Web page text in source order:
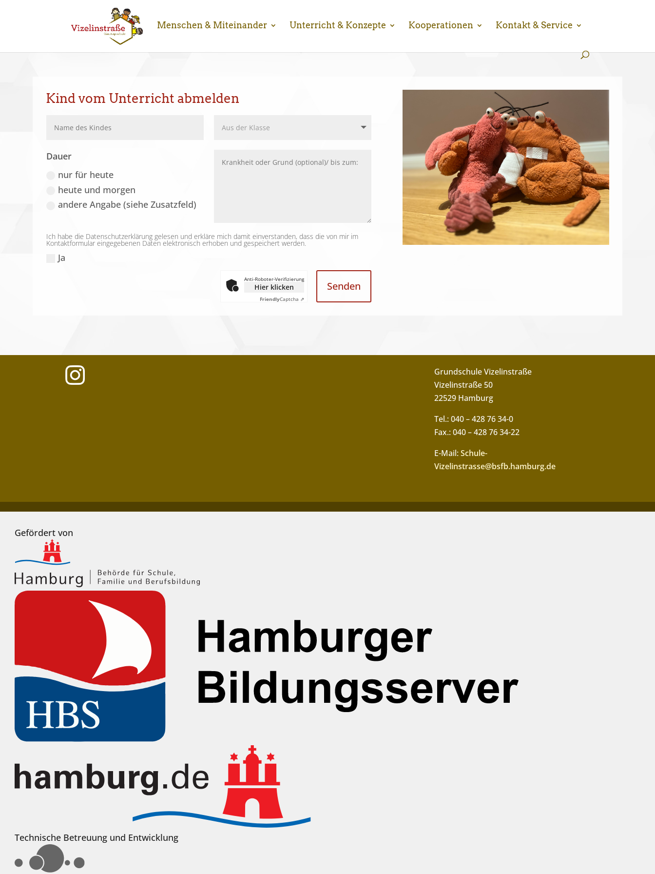
Menschen & Miteinander Unterricht & Konzepte Kooperationen Kontakt & Service
Kind vom Unterricht abmelden
Dauer
nur für heute
heute und morgen
andere Angabe (siehe Zusatzfeld)
Ich habe die Datenschutzerklärung gelesen und erkläre mich damit einverstanden, dass die von mir im
Kontaktformular eingegebenen Daten elektronisch erhoben und gespeichert werden.
Ja
Anti-Roboter-Verifizierung
Hier klicken
FriendlyCaptcha ⇗
Senden
Grundschule Vizelinstraße
Vizelinstraße 50
22529 Hamburg
Tel.: 040 – 428 76 34-0
Fax.: 040 – 428 76 34-22
E-Mail:Schule-
Vizelinstrasse@bsfb.hamburg.de
Gefördert von
Technische Betreuung und Entwicklung